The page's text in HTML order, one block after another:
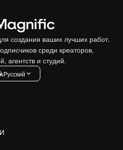
создания ваших лучших работ.
среди креаторов,
агентств и студий.
Pусский